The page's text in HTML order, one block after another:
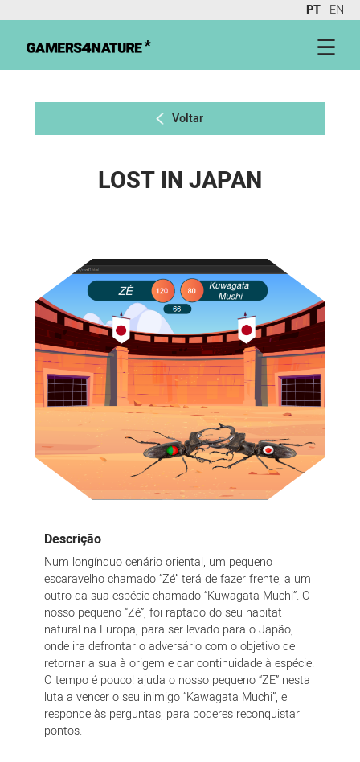
PT | EN
☰
Voltar
LOST IN JAPAN
Descrição
Num longínquo cenário oriental, um pequeno
escaravelho chamado “Zé” terá de fazer frente, a um
outro da sua espécie chamado “Kuwagata Muchi”. O
nosso pequeno “Zé”, foi raptado do seu habitat
natural na Europa, para ser levado para o Japão,
onde ira defrontar o adversário com o objetivo de
retornar a sua à origem e dar continuidade à espécie.
O tempo é pouco! ajuda o nosso pequeno “ZE” nesta
luta a vencer o seu inimigo “Kawagata Muchi”, e
responde às perguntas, para poderes reconquistar
pontos.